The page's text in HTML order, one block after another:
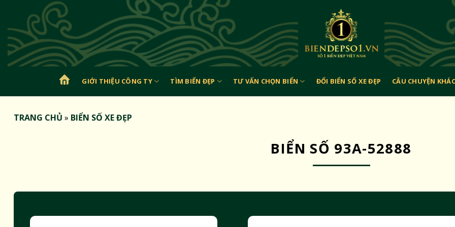
nội
dung
TRANGGIỚI THIỆU CÔNG TY TÌM BIỂN ĐẸP TƯ VẤN CHỌN BIỂN ĐỔI BIỂN SỐ XE ĐẸP CÂU CHUYỆN
TRANG CHỦ » BIỂN SỐ XE ĐẸP
BIỂN SỐ 93A-52888